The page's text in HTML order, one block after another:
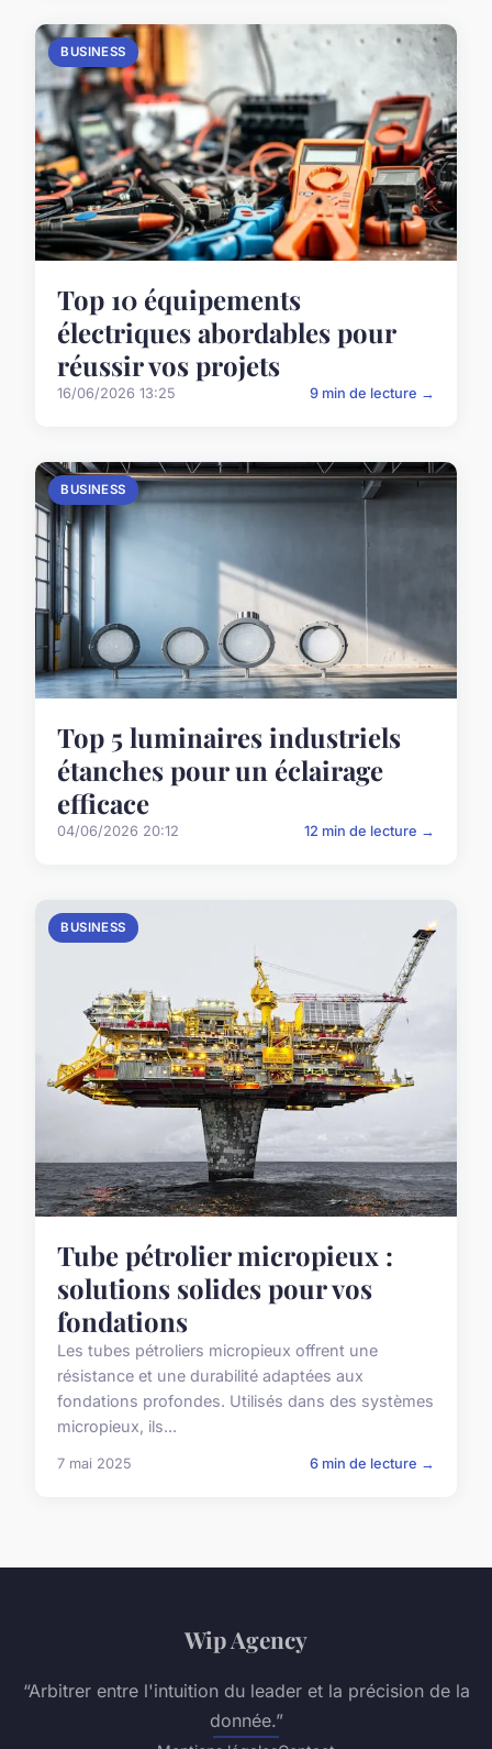
BUSINESS
Top 10 équipements
électriques abordables pour
réussir vos projets
16/06/2026 13:25 9 min de lecture →
BUSINESS
Top 5 luminaires industriels
étanches pour un éclairage
efficace
04/06/2026 20:12 12 min de lecture →
BUSINESS
Tube pétrolier micropieux :
solutions solides pour vos
fondations
Les tubes pétroliers micropieux offrent une
résistance et une durabilité adaptées aux
fondations profondes. Utilisés dans des systèmes
micropieux, ils...
7 mai 2025 6 min de lecture →
Wip Agency
“Arbitrer entre l'intuition du leader et la précision de la
donnée.”